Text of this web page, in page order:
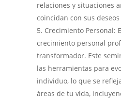
relaciones y situaciones
coincidan con sus
Crecimiento Personal:
crecimiento personal
transformador. Este
las herramientas para
individuo, lo que se
áreas de tu vida,